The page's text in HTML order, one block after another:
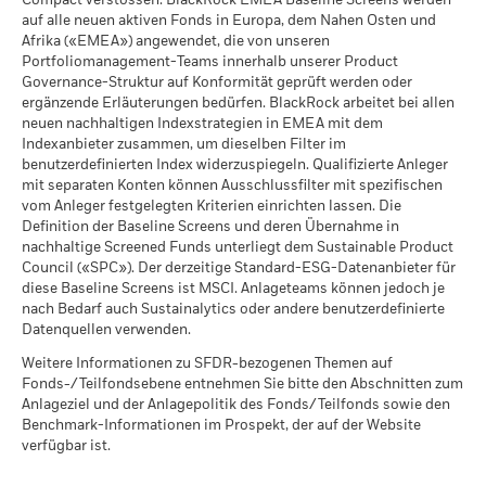
fällt und / oder der Wert der verliehenen Wertpapiere
ansteigt.
MSCI-Daten zum impliziten
Temperaturanstieg (+0-
3,0°C)
MSCI ESG-%-Abdeckung
Per 17.Juli2026
MSCI ESG-Qualitätswert -
Perzentil Vergleichsgruppe
Per 17.Juli2026
24.18
Fonds in der
Vergleichsgruppe
Per 17.Juli2026
3’838
MSCI-Daten zur gewichteten
Kohlenstoffintensität in
Prozent
Per 17.Juli2026
MSCI-Daten zum impliziten
Temperaturanstieg in Prozent
Abdeckung der
geschäftlichen
Beteiligungen
Per 06.Aug.2026
99.15%
Nicht abgedeckter
prozentualer Anteil des
Fonds
Per 06.Aug.2026
0.85%
Die hierüber für Kraftwerkskohle und Ölsande aufgeführten
Engagements in geschäftlichen Beteiligungen von BlackRock
werden für Unternehmen berechnet und ausgewiesen, die
gemäss der Definition von MSCI ESG Research mehr als 5 %
ihres Umsatzes mit Kraftwerkskohle oder Ölsanden
erwirtschaften. Für Engagements in Unternehmen, die
gemäss der Definition von MSCI ESG Research anderweitige
Umsätze mit Kraftwerkskohle oder Ölsanden (bei einer
Umsatzschwelle von 0 %) erzielen, verhält es sich wie folgt:
iShares III plc - Prospectus (English -
Switzerland)
iShares III plc - Prospectus (German -
Switzerland)
iShares III plc - Prospectus (German -
Austria^Germany^Switzerland)
See all documents
auf alle neuen aktiven Fonds in Europa, dem Nahen Osten und
Afrika («EMEA») angewendet, die von unseren
Portfoliomanagement-Teams innerhalb unserer Product
Governance-Struktur auf Konformität geprüft werden oder
ergänzende Erläuterungen bedürfen. BlackRock arbeitet bei allen
neuen nachhaltigen Indexstrategien in EMEA mit dem
Indexanbieter zusammen, um dieselben Filter im
benutzerdefinierten Index widerzuspiegeln. Qualifizierte Anleger
mit separaten Konten können Ausschlussfilter mit spezifischen
vom Anleger festgelegten Kriterien einrichten lassen. Die
Definition der Baseline Screens und deren Übernahme in
nachhaltige Screened Funds unterliegt dem Sustainable Product
Council («SPC»). Der derzeitige Standard-ESG-Datenanbieter für
diese Baseline Screens ist MSCI. Anlageteams können jedoch je
nach Bedarf auch Sustainalytics oder andere benutzerdefinierte
Datenquellen verwenden.
Weitere Informationen zu SFDR-bezogenen Themen auf
Fonds-/Teilfondsebene entnehmen Sie bitte den Abschnitten zum
Anlageziel und der Anlagepolitik des Fonds/Teilfonds sowie den
Benchmark-Informationen im Prospekt, der auf der Website
verfügbar ist.